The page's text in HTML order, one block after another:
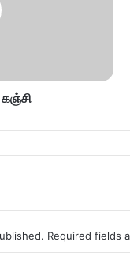
Required fields